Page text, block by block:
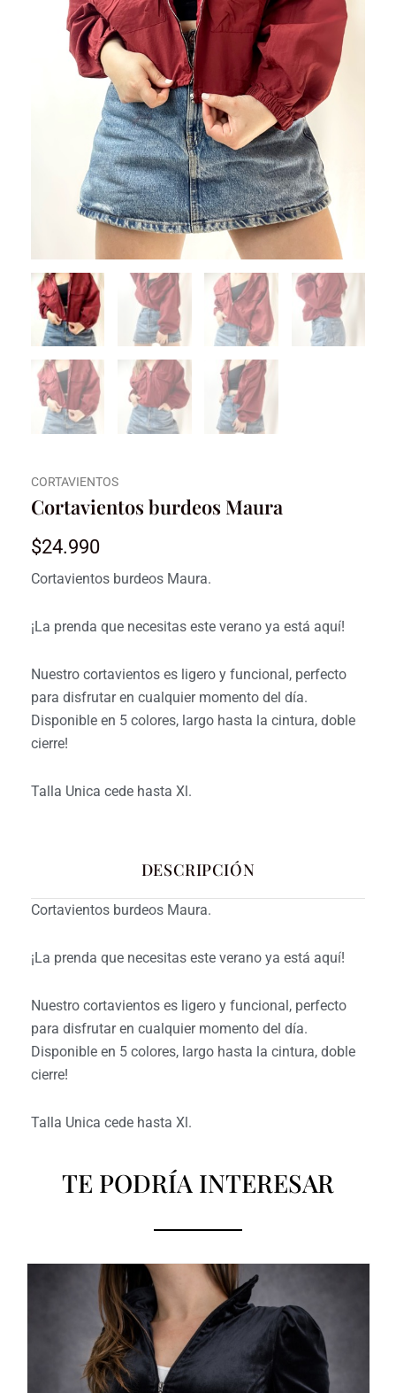
CORTAVIENTOS
Cortavientos burdeos Maura
$24.990
Cortavientos burdeos Maura.
¡La prenda que necesitas este verano ya está aquí!
Nuestro cortavientos es ligero y funcional, perfecto
para disfrutar en cualquier momento del día.
Disponible en 5 colores, largo hasta la cintura, doble
cierre!
Talla Unica cede hasta Xl.
DESCRIPCIÓN
Cortavientos burdeos Maura.
¡La prenda que necesitas este verano ya está aquí!
Nuestro cortavientos es ligero y funcional, perfecto
para disfrutar en cualquier momento del día.
Disponible en 5 colores, largo hasta la cintura, doble
cierre!
Talla Unica cede hasta Xl.
TE PODRÍA INTERESAR